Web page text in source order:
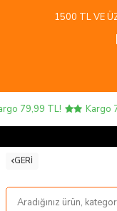
1500 TL VE
79,99 TL! Kargo
GERI